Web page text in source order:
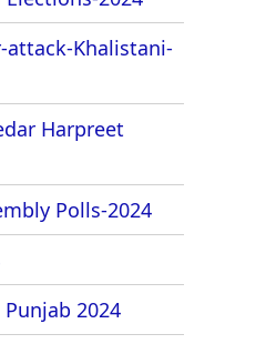
attack-Khalistani-
Harpreet
Polls-2024
2024